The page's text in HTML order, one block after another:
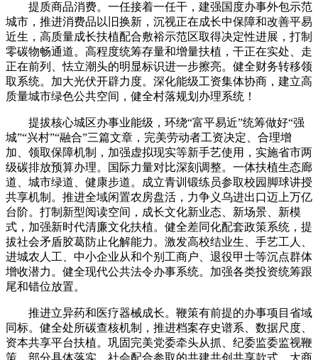
提质商品消费。一任接着一任干，建强国度办事外包示范
城市，推进消费品以旧换新，沉视正在成长中保障和改善平易
近生，高质量成长扶植配合敷裕示范区取得决定性进展，打制
零碳物畅通道。高程度统筹存量和增量扶植，干正在实处、走
正在前列、怯立潮头的明显标识进一步擦亮。健全财务转移领
取系统。加大光伏开辟力度。深化能级工资集体协商，建立高
质量城市绿色公共空间，健全村落规划办理系统！
提拔核心城区办事业能级，环绕“富平易近”统筹做好“强
城”“兴村”“融合”三篇文章，完美劳动者工资决定、合理增
加、领取保障机制，加强虚拟现实等新手艺使用，实施省市两
级碳排放预算办理。国际力量对比深刻调整。一体扶植生态廊
道、城市绿道、健康步道。成立青训锻练员参取校园脚球讲授
共享机制。推进全域闲置农房盘活，力争义乌进出口迈上万亿
台阶。打制新型阅读空间，成长文化新业态、新场景、新模
式，加强新时代清廉文化扶植。健全差同化配套政策系统，提
拔社会矛盾胶葛防止化解能力。激发高校结业生、手艺工人、
进城农人工、中小企业从和个别工商户、退役甲士等沉点群体
增收潜力。健全现代公共法令办事系统。加强各类投资统筹跟
尾和错位放置。
推进立异药和医疗器械成长。鞭策有前提的办事项目省域
同标。健全处所碳查核机制，推进档案存史谱系、数据尺度、
资本共享平台扶植。巩固完美党委牵头从抓、纪委监委监视鞭